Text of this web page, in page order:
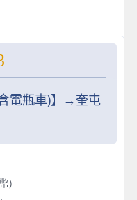
電瓶車)】→奎屯
)